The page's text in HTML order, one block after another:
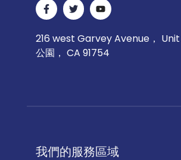
216 west Garvey Avenue，
公園， CA 91754
我們的服務區域